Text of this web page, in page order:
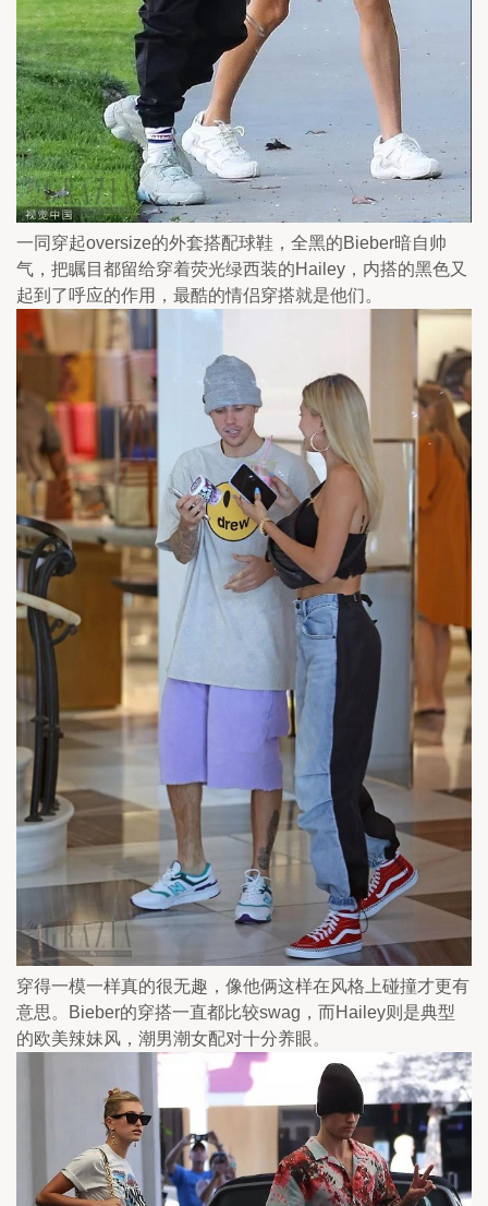
一同穿起oversize的外套搭配球鞋，全黑的Bieber暗自帅
气，把瞩目都留给穿着荧光绿西装的Hailey，内搭的黑色又
起到了呼应的作用，最酷的情侣穿搭就是他们。
穿得一模一样真的很无趣，像他俩这样在风格上碰撞才更有
意思。Bieber的穿搭一直都比较swag，而Hailey则是典型
的欧美辣妹风，潮男潮女配对十分养眼。